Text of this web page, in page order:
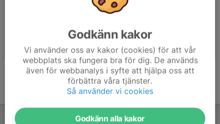
KfS Linköping Runt 2023 - foto: Ted Malm
2023-09-17 | 150 st 2022-05-17 | 82 st
Godkänn kakor
Vi använder oss av kakor (cookies) för att vår
webbplats ska fungera bra för dig. De används
även för webbanalys i syfte att hjälpa oss att
förbättra våra tjänster.
Så använder vi cookies
Godkänn alla kakor